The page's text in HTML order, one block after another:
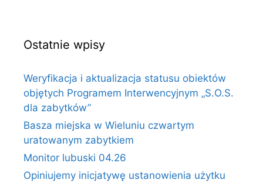
Ostatnie wpisy
Weryfikacja i aktualizacja statusu obiektów
objętych Programem Interwencyjnym „S.O.S.
dla zabytków”
Basza miejska w Wieluniu czwartym
uratowanym zabytkiem
Monitor lubuski 04.26
Opiniujemy inicjatywę ustanowienia użytku